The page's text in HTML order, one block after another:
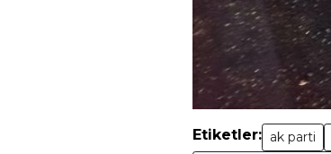
Etiketler: ak parti